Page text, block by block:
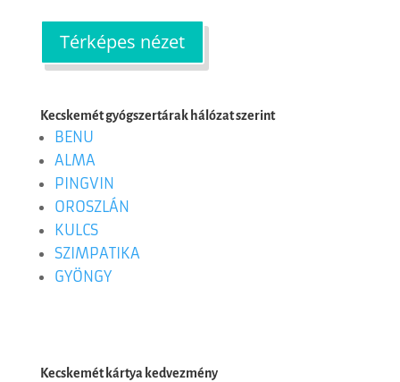
Térképes nézet
Kecskemét gyógszertárak hálózat szerint
BENU
ALMA
PINGVIN
OROSZLÁN
KULCS
SZIMPATIKA
GYÖNGY
Kecskemét kártya kedvezmény